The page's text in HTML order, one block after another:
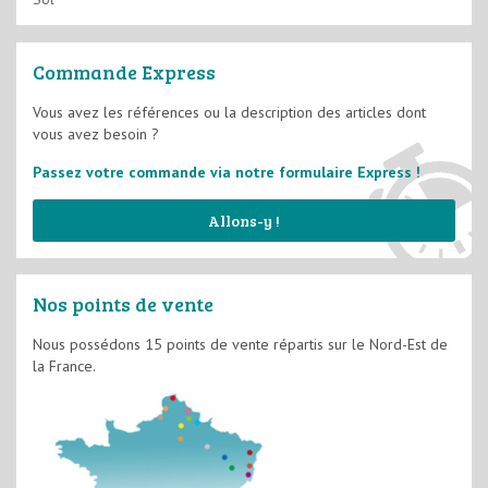
Vernis
Films Semi-épais D3
Commande Express
Vous avez les références ou la description des articles dont
vous avez besoin ?
Passez votre commande via notre formulaire Express !
Allons-y !
Nos points de vente
Nous possédons 15 points de vente répartis sur le Nord-Est de
la France.